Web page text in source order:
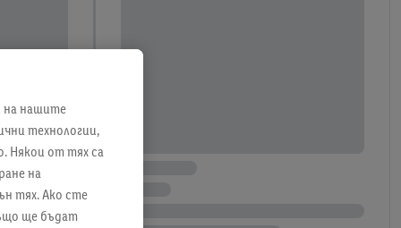
на нашите
технологии,
Някои от тях са
на
тях. Ако сте
ще бъдат